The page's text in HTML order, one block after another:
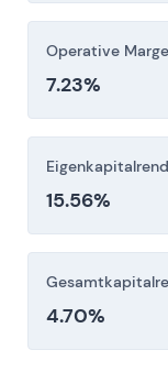
Sanktionen
den
Operative Marge
7.23%
15.56%
4.70%